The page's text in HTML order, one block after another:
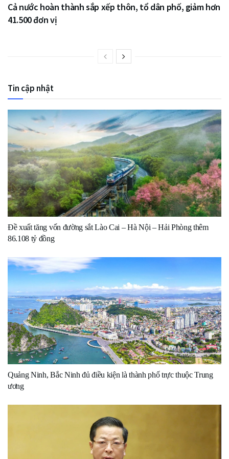
Cả nước hoàn thành sắp xếp thôn, tổ dân phố, giảm hơn
41.500 đơn vị
Tin cập nhật
Đề xuất tăng vốn đường sắt Lào Cai – Hà Nội – Hải Phòng thêm
86.108 tỷ đồng
Quảng Ninh, Bắc Ninh đủ điều kiện là thành phố trực thuộc Trung
ương